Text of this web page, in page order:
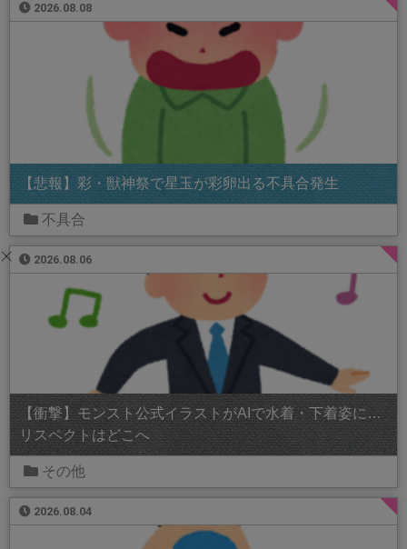
2026.08.08
【悲報】彩・獣神祭で星玉が彩卵出る不具合発生
不具合
2026.08.06
【衝撃】モンスト公式イラストがAIで水着・下着姿に…
リスペクトはどこへ
その他
2026.08.04